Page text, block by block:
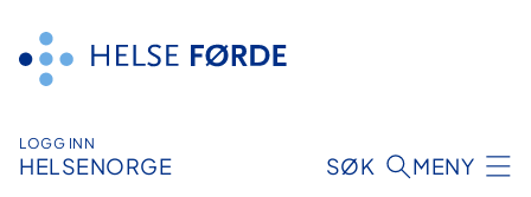
innhald
LOGG INN
HELSENORGE SØK MENY